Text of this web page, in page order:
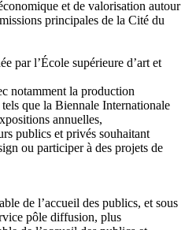
et de valorisation autour
principales de la Cité du
par l’École supérieure d’art et
notamment la production
que la Biennale Internationale
annuelles,
publics et privés souhaitant
ou participer à des projets de
de l’accueil des publics, et sous
pôle diffusion, plus